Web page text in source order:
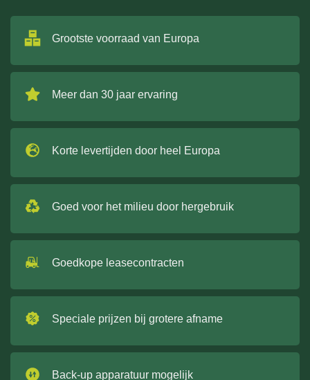
Grootste voorraad van Europa
Meer dan 30 jaar ervaring
Korte levertijden door heel Europa
Goed voor het milieu door hergebruik
Goedkope leasecontracten
Speciale prijzen bij grotere afname
Back-up apparatuur mogelijk